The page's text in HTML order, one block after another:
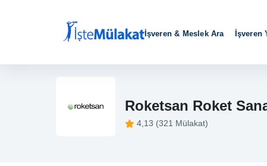
İşveren & Meslek Ara İşveren
Roketsan Roket
4,13 (321 Mülakat)